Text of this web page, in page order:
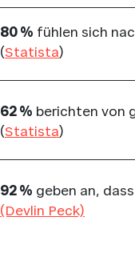
80 % fühlen sich
(Statista)
62 % berichten von
(Statista)
92 % geben an,
(Devlin Peck)